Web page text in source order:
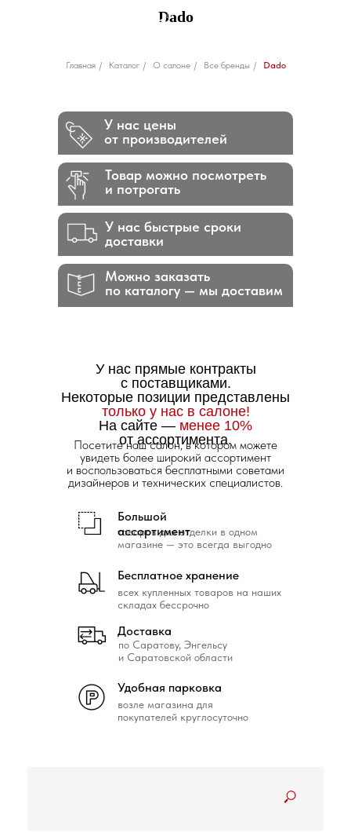
Dado
Главная / Каталог / О салоне / Все бренды / Dado
Можно заказать
по каталогу — мы доставим
У нас быстрые сроки
доставки
Товар можно посмотреть
и потрогать
У нас цены
от производителей
возле магазина для
покупателей круглосуточно
Удобная парковка
всех купленных товаров на наших
складах бессрочно
Бесплатное хранение
товаров для отделки в одном
магазине — это всегда выгодно
Большой
ассортимент
по Саратову, Энгельсу
и Саратовской области
Доставка
У нас прямые контракты
с поставщиками.
Некоторые позиции представлены
только у нас в салоне!
На сайте — менее 10%
от ассортимента.
Посетите наш салон, в котором можете
увидеть более широкий ассортимент
и воспользоваться бесплатными советами
дизайнеров и технических специалистов.